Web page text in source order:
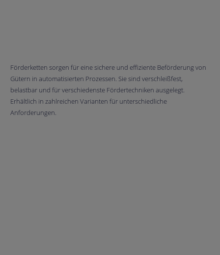
Förderketten sorgen für eine sichere und effiziente Beförderung von
Gütern in automatisierten Prozessen. Sie sind verschleißfest,
belastbar und für verschiedenste Fördertechniken ausgelegt.
Erhältlich in zahlreichen Varianten für unterschiedliche
Anforderungen.